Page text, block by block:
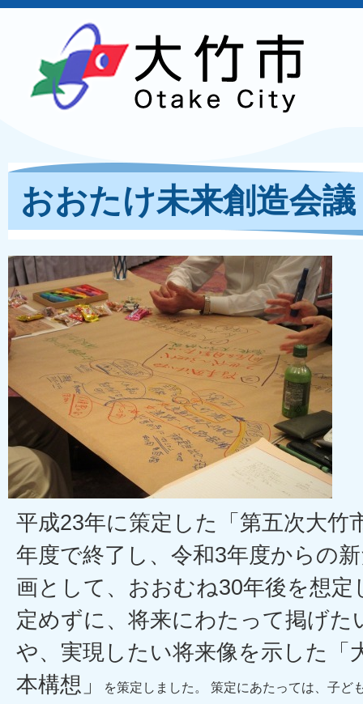
おおたけ未来創造会議
平成23年に策定した「第五次大竹
年度で終了し、令和3年度からの
画として、おおむね30年後を想定
定めずに、将来にわたって掲げた
や、実現したい将来像を示した「
本構想」
を策定しました。 策定にあたっては、子ど